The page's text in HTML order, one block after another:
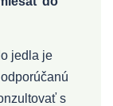
jedla je
s